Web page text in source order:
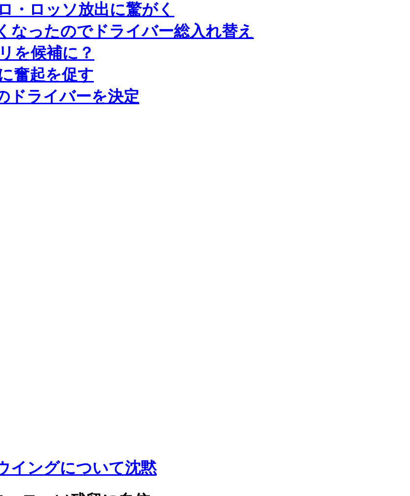
・ロッソ放出に驚がく
なったのでドライバー総入れ替え
を候補に？
奮起を促す
ドライバーを決定
イングについて沈黙